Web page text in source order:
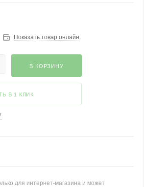
Показать товар онлайн
В КОРЗИНУ
В 1 КЛИК
для интернет-магазина и может